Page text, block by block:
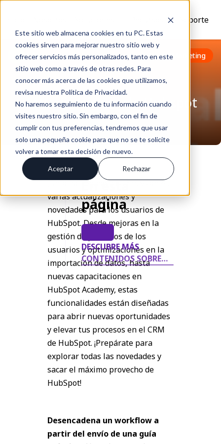
Este sitio web almacena cookies en tu PC. Estas
cookies sirven para mejorar nuestro sitio web y
ofrecer servicios más personalizados, tanto en este
sitio web como a través de otras redes. Para
conocer más acerca de las cookies que utilizamos,
revisa nuestra Política de Privacidad.
No haremos seguimiento de tu información cuando
visites nuestro sitio. Sin embargo, con el fin de
cumplir con tus preferencias, tendremos que usar
solo una pequeña cookie para que no se te solicite
volver a tomar esta decisión de nuevo.
Aceptar Rechazar
Soporte
Volver Inbound Marketing
Actualizaciones de Hubspot
Jul 03, 2024
Junio ha llegado a su fin, y con él,
varias actualizaciones y
novedades para los usuarios de
HubSpot. Desde mejoras en la
gestión de permisos de los
usuarios y optimizaciones en la
importación de datos, hasta
nuevas capacitaciones en
HubSpot Academy, estas
funcionalidades están diseñadas
para abrir nuevas oportunidades
y elevar tus procesos en el CRM
de HubSpot. ¡Prepárate para
explorar todas las novedades y
sacar el máximo provecho de
HubSpot!
Desencadena un workflow a
partir del envío de una guía
En esta
página
DESCUBRE MÁS
CONTENIDOS SOBRE
Hubspot AQUÍ